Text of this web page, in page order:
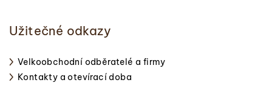
Užitečné odkazy
Velkoobchodní odběratelé a firmy
Kontakty a otevírací doba